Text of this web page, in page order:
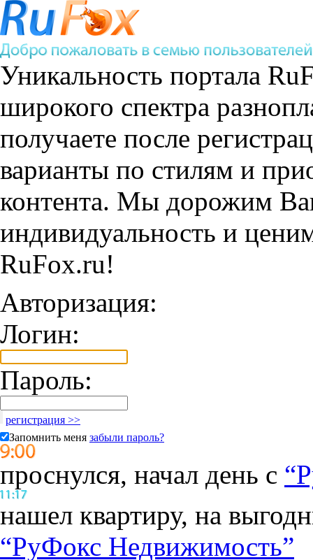
Уникальность портала
широкого спектра
получаете после
варианты по стилям и
контента. Мы дорожим
индивидуальность и
RuFox.ru!
Авторизация:
Логин:
Пароль:
регистрация >>
Запомнить меня забыли пароль?
проснулся, начал день с
нашел квартиру, на
“РуФокс Недвижимость”